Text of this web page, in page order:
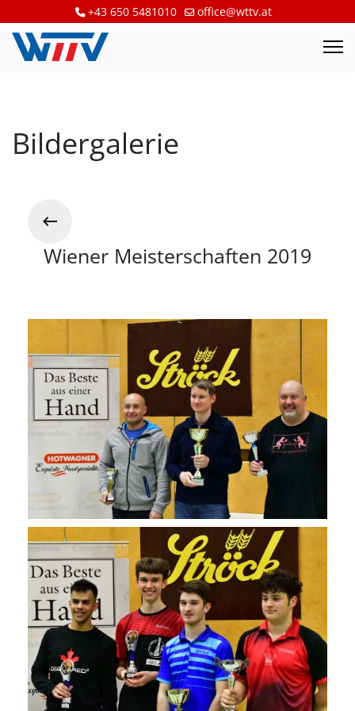
+43 650 5481010 office@wttv.at
Bildergalerie
Wiener Meisterschaften 2019